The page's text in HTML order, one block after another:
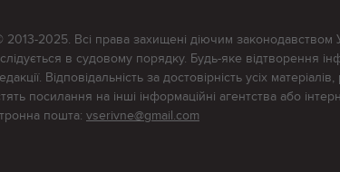
2013-2025. Всі права захищені діючим законодавством
в судовому порядку. Будь-яке відтворення
Відповідальність за достовірність усіх
посилання на інші інформаційні агентства або
пошта: vserivne@gmail.com